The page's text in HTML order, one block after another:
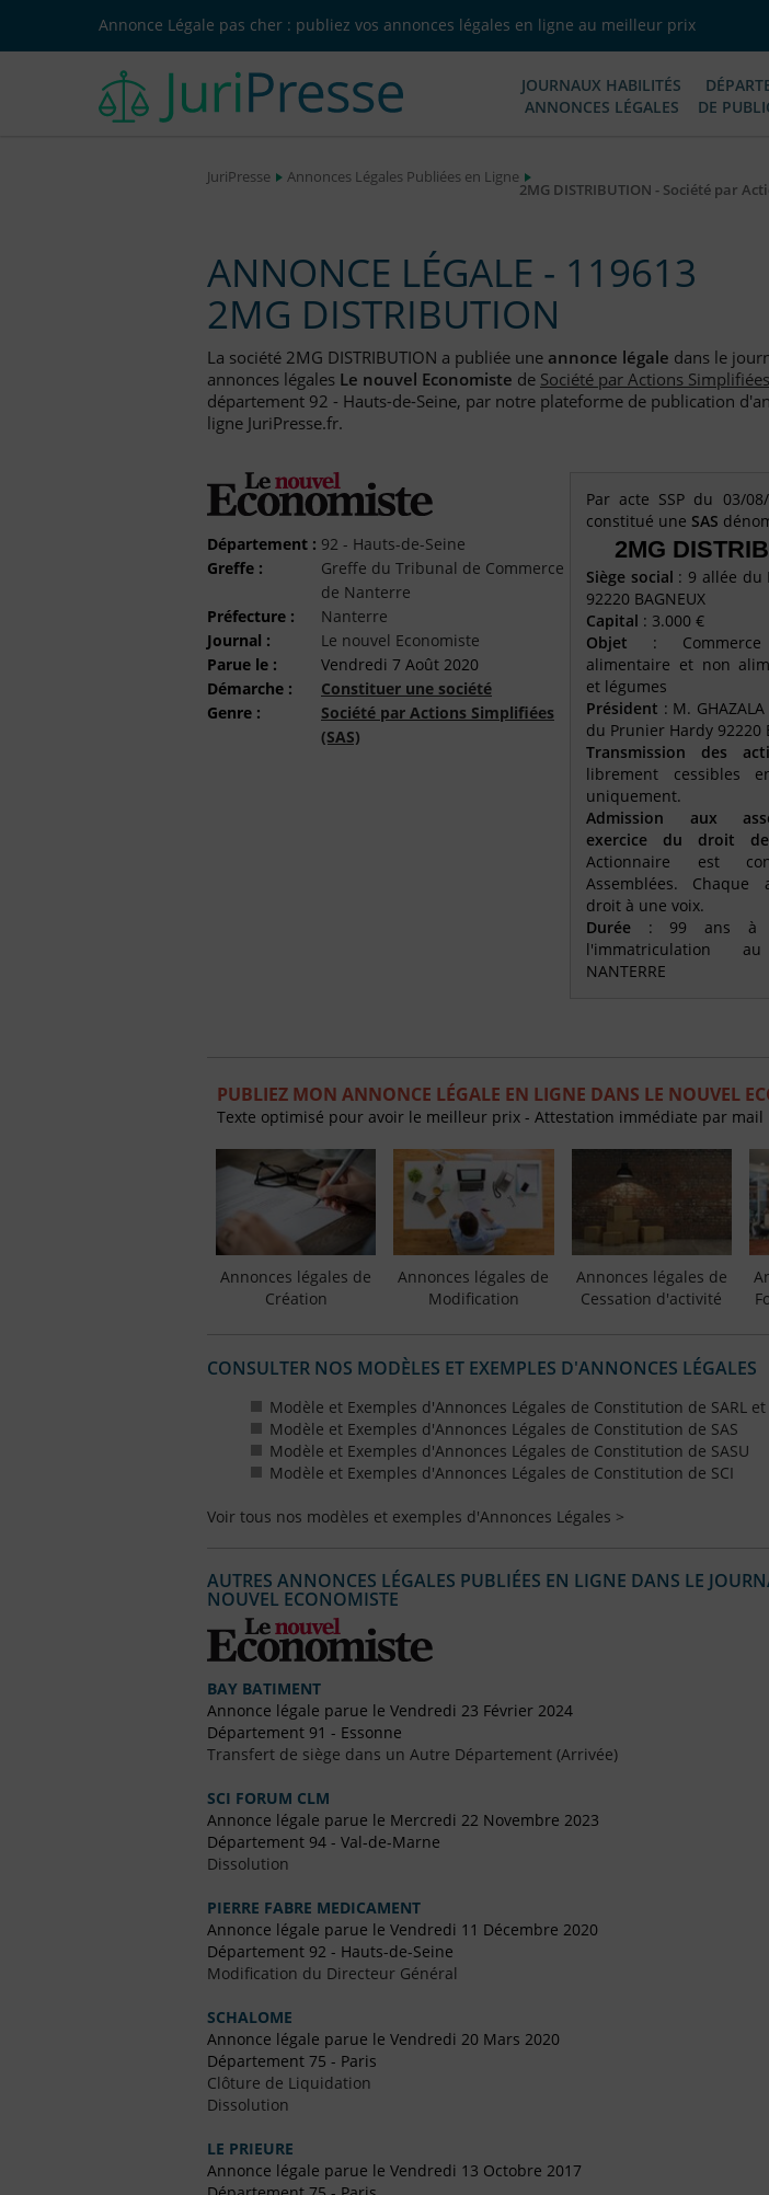
Annonce Légale pas cher : publiez vos annonces légales en ligne au meilleur prix
JOURNAUX HABILITÉS
ANNONCES LÉGALES
DE
JuriPresse Annonces Légales Publiées en Ligne
2MG DISTRIBUTION - Société par
ANNONCE LÉGALE - 119613
2MG DISTRIBUTION
La société 2MG DISTRIBUTION a publiée une annonce légale dans le
annonces légales Le nouvel Economiste de Société par Actions Simplifiées
département 92 - Hauts-de-Seine, par notre plateforme de publication
ligne JuriPresse.fr.
Département : 92 - Hauts-de-Seine
Greffe :
Greffe du Tribunal de Commerce
de Nanterre
Préfecture :
Nanterre
Journal :
Le nouvel Economiste
Parue le :
Vendredi 7 Août 2020
Démarche :
Constituer une société
Genre :
Société par Actions Simplifiées
(SAS)
Par acte SSP du 03/
constitué une SAS
2MG
Siège social : 9 allée du
92220 BAGNEUX
Capital : 3.000 €
Objet :
alimentaire et non
et légumes
Président : M.
du Prunier Hardy 92220
Transmission des
librement cessibles
uniquement.
Admission aux
exercice du droit
Actionnaire est
Assemblées. Chaque
droit à une voix.
Durée : 99 ans à
l'immatriculation
NANTERRE
PUBLIEZ MON ANNONCE LÉGALE EN LIGNE DANS LE NOUVEL
Texte optimisé pour avoir le meilleur prix - Attestation immédiate par mail
Annonces légales de
Création
Annonces légales de
Modification
Annonces légales de
Cessation d'activité
CONSULTER NOS MODÈLES ET EXEMPLES D'ANNONCES LÉGALES
Modèle et Exemples d'Annonces Légales de Constitution de SARL et
Modèle et Exemples d'Annonces Légales de Constitution de SAS
Modèle et Exemples d'Annonces Légales de Constitution de SASU
Modèle et Exemples d'Annonces Légales de Constitution de SCI
Voir tous nos modèles et exemples d'Annonces Légales >
AUTRES ANNONCES LÉGALES PUBLIÉES EN LIGNE DANS LE
NOUVEL ECONOMISTE
BAY BATIMENT
Annonce légale parue le Vendredi 23 Février 2024
Département 91 - Essonne
Transfert de siège dans un Autre Département (Arrivée)
SCI FORUM CLM
Annonce légale parue le Mercredi 22 Novembre 2023
Département 94 - Val-de-Marne
Dissolution
PIERRE FABRE MEDICAMENT
Annonce légale parue le Vendredi 11 Décembre 2020
Département 92 - Hauts-de-Seine
Modification du Directeur Général
SCHALOME
Annonce légale parue le Vendredi 20 Mars 2020
Département 75 - Paris
Clôture de Liquidation
Dissolution
LE PRIEURE
Annonce légale parue le Vendredi 13 Octobre 2017